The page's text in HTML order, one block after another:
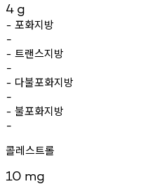
4 g
- 포화지방
-
- 트랜스지방
-
- 다불포화지방
-
- 불포화지방
-
콜레스트롤
10 mg